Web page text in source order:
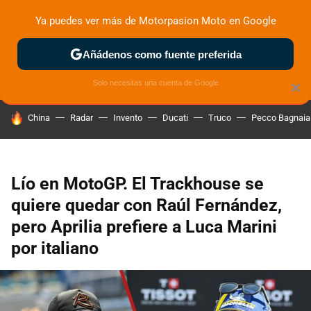
ZONA DE PRUEBAS DEPORTIVAS MOTOS ELÉCTRICAS
HOY SE HABLA DE
China Radar Invento Ducati Truco Pecco Bagnaia
Lío en MotoGP. El Trackhouse se
quiere quedar con Raúl Fernández,
pero Aprilia prefiere a Luca Marini
por italiano
×
Ya puedes ver más de Motorpasion Moto en Google
Añádenos como fuente preferida
Solo necesitas una cuenta de Google